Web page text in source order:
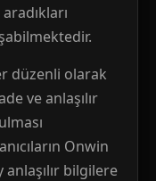
düzenli olarak
ve anlaşılır
Onwin
bilgilere